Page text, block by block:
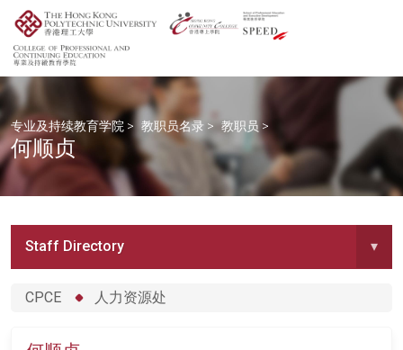
专业及持续教育学院 > 教职员名录 > 教职员 >
何顺贞
Staff Directory ▾
CPCE 人力资源处